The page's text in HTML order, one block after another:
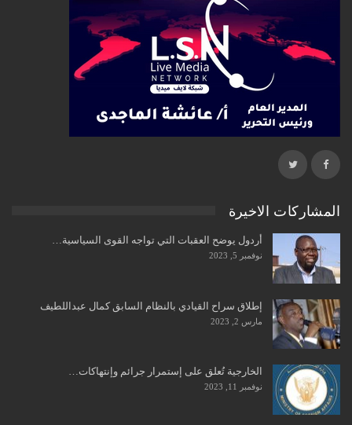
المشاركات الاخيرة
أردول يوضح العقبات التي تواجه القوى السياسية…
نوفمبر 5, 2023
إطلاق سراح القيادي بالنظام السابق كمال عبداللطيف
مارس 2, 2023
الخارجية تُعلق على إستمرار جرائم وإنتهاكات…
نوفمبر 11, 2023